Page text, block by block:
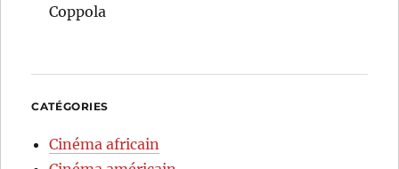
Coppola
CATÉGORIES
Cinéma africain